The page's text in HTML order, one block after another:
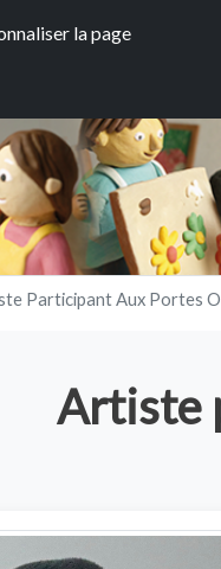
la page
Participant Aux Portes
Artiste